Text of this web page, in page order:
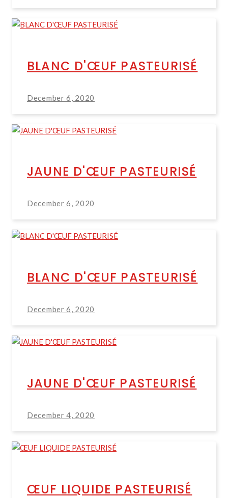
BLANC D'ŒUF PASTEURISÉ
December 6, 2020
JAUNE D'ŒUF PASTEURISÉ
December 6, 2020
BLANC D'ŒUF PASTEURISÉ
December 6, 2020
JAUNE D'ŒUF PASTEURISÉ
December 4, 2020
ŒUF LIQUIDE PASTEURISÉ